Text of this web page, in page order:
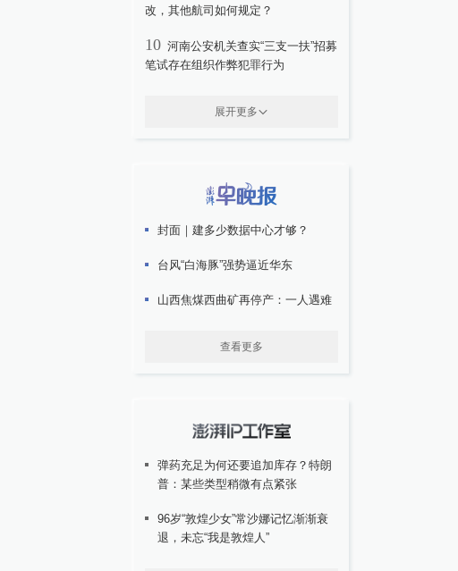
改，其他航司如何规定？
10 河南公安机关查实“三支一扶”招募
笔试存在组织作弊犯罪行为
展开更多
封面｜建多少数据中心才够？
台风“白海豚”强势逼近华东
山西焦煤西曲矿再停产：一人遇难
查看更多
弹药充足为何还要追加库存？特朗
普：某些类型稍微有点紧张
96岁“敦煌少女”常沙娜记忆渐渐衰
退，未忘“我是敦煌人”